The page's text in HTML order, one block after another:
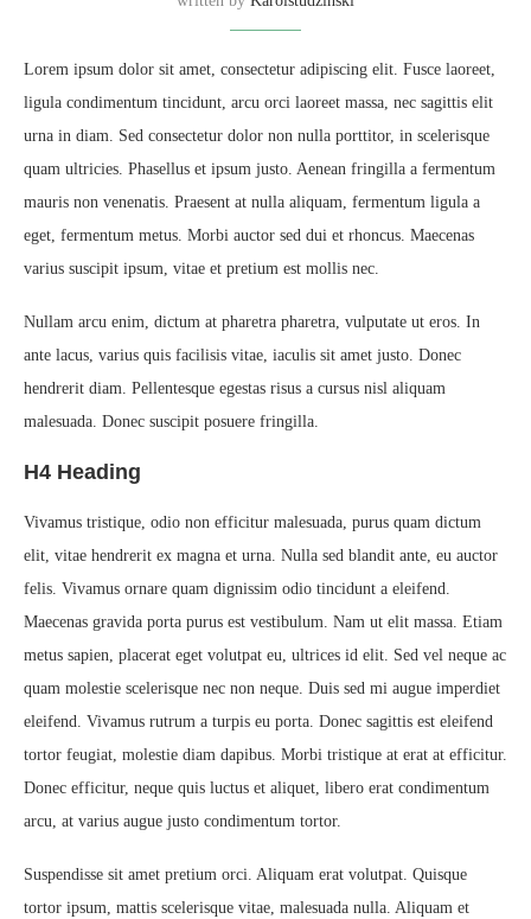
Lorem ipsum dolor sit amet, consectetur adipiscing elit. Fusce laoreet,
ligula condimentum tincidunt, arcu orci laoreet massa, nec sagittis elit
urna in diam. Sed consectetur dolor non nulla porttitor, in scelerisque
quam ultricies. Phasellus et ipsum justo. Aenean fringilla a fermentum
mauris non venenatis. Praesent at nulla aliquam, fermentum ligula a
eget, fermentum metus. Morbi auctor sed dui et rhoncus. Maecenas
varius suscipit ipsum, vitae et pretium est mollis nec.
Nullam arcu enim, dictum at pharetra pharetra, vulputate ut eros. In
ante lacus, varius quis facilisis vitae, iaculis sit amet justo. Donec
hendrerit diam. Pellentesque egestas risus a cursus nisl aliquam
malesuada. Donec suscipit posuere fringilla.
H4 Heading
Vivamus tristique, odio non efficitur malesuada, purus quam dictum
elit, vitae hendrerit ex magna et urna. Nulla sed blandit ante, eu auctor
felis. Vivamus ornare quam dignissim odio tincidunt a eleifend.
Maecenas gravida porta purus est vestibulum. Nam ut elit massa. Etiam
metus sapien, placerat eget volutpat eu, ultrices id elit. Sed vel neque ac
quam molestie scelerisque nec non neque. Duis sed mi augue imperdiet
eleifend. Vivamus rutrum a turpis eu porta. Donec sagittis est eleifend
tortor feugiat, molestie diam dapibus. Morbi tristique at erat at efficitur.
Donec efficitur, neque quis luctus et aliquet, libero erat condimentum
arcu, at varius augue justo condimentum tortor.
Suspendisse sit amet pretium orci. Aliquam erat volutpat. Quisque
tortor ipsum, mattis scelerisque vitae, malesuada nulla. Aliquam et